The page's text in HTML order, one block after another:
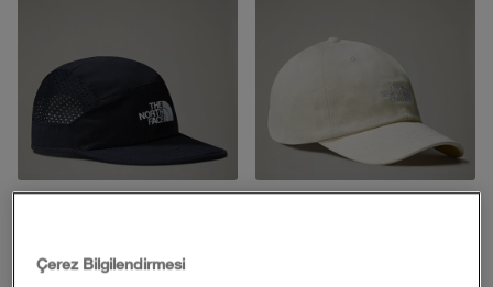
2.799,00 TL
Çerez Bilgilendirmesi